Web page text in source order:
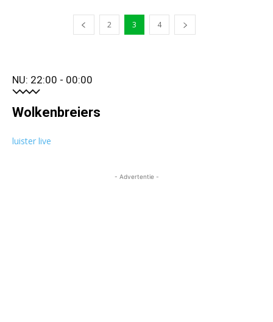
2 3 4
NU: 22:00 - 00:00
Wolkenbreiers
luister live
- Advertentie -